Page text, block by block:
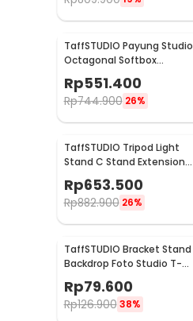
TaffSTUDIO Payung Studio
Octagonal Softbox
KS90
Rp551.400
Rp744.900 26%
TaffSTUDIO Tripod Light
Stand C Stand Extension
Arm Boom Arm 130cm -
330F
Rp653.500
Rp882.900 26%
TaffSTUDIO Bracket Stand
Backdrop Foto Studio T-
Shape with 2 Clip
70x200cm - M138
Rp79.600
Rp126.900 38%